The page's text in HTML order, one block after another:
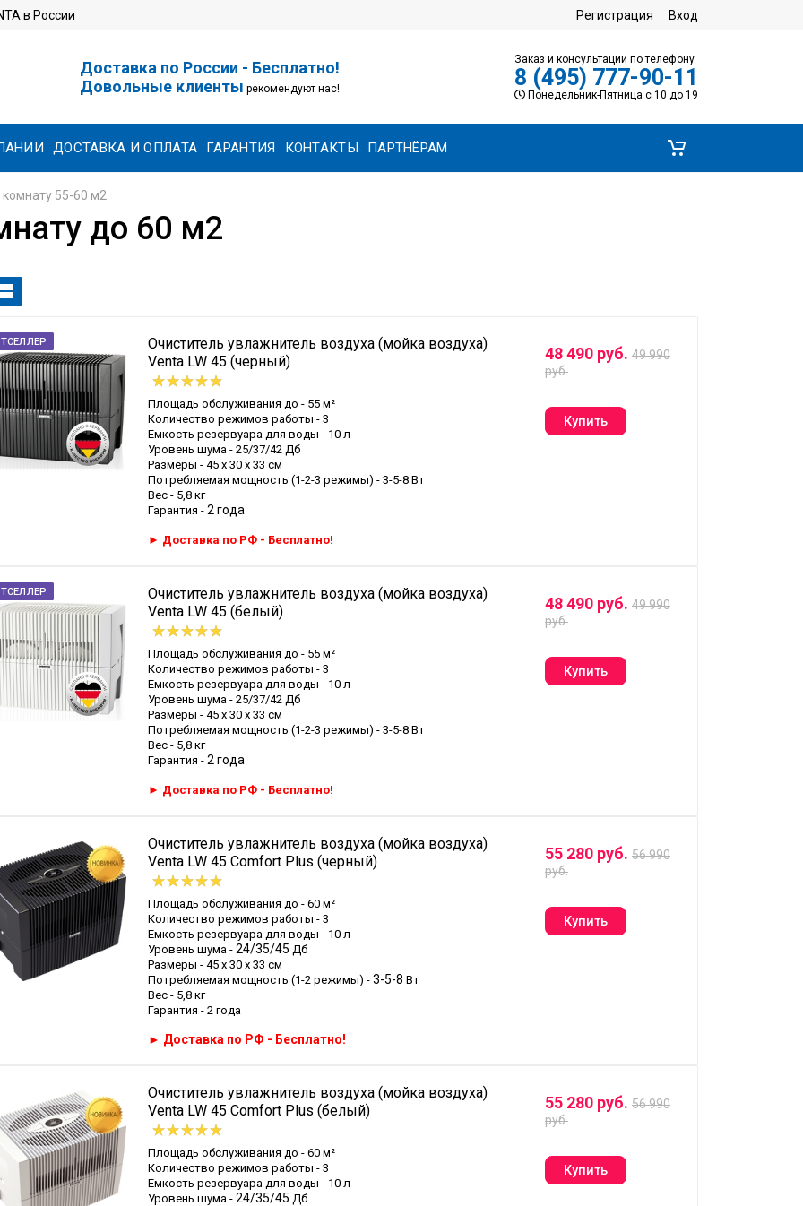
в России Регистрация Вход
Доставка по России - Бесплатно!
Довольные клиенты рекомендуют нас!
Заказ и консультации по телефону
8 (495) 777-90-11
Понедельник-Пятница с 10 до 19
ДОСТАВКА И ОПЛАТА ГАРАНТИЯ КОНТАКТЫ ПАРТНЁРАМ
комнату 55-60 м2
до 60 м2
Очиститель увлажнитель воздуха (мойка воздуха)
Venta LW 45 (черный)
Площадь обслуживания до - 55 м²
Количество режимов работы - 3
Емкость резервуара для воды - 10 л
Уровень шума - 25/37/42 Дб
Размеры - 45 х 30 х 33 см
Потребляемая мощность (1-2-3 режимы) - 3-5-8 Вт
Вес - 5,8 кг
Гарантия - 2 года
► Доставка по РФ - Бесплатно!
48 490 руб. 49 990
руб.
Очиститель увлажнитель воздуха (мойка воздуха)
Venta LW 45 (белый)
Площадь обслуживания до - 55 м²
Количество режимов работы - 3
Емкость резервуара для воды - 10 л
Уровень шума - 25/37/42 Дб
Размеры - 45 х 30 х 33 см
Потребляемая мощность (1-2-3 режимы) - 3-5-8 Вт
Вес - 5,8 кг
Гарантия - 2 года
► Доставка по РФ - Бесплатно!
48 490 руб. 49 990
руб.
Очиститель увлажнитель воздуха (мойка воздуха)
Venta LW 45 Comfort Plus (черный)
Площадь обслуживания до - 60 м²
Количество режимов работы - 3
Емкость резервуара для воды - 10 л
Уровень шума - 24/35/45 Дб
Размеры - 45 х 30 х 33 см
Потребляемая мощность (1-2 режимы) - 3-5-8 Вт
Вес - 5,8 кг
Гарантия - 2 года
► Доставка по РФ - Бесплатно!
55 280 руб. 56 990
руб.
Очиститель увлажнитель воздуха (мойка воздуха)
Venta LW 45 Comfort Plus (белый)
Площадь обслуживания до - 60 м²
Количество режимов работы - 3
Емкость резервуара для воды - 10 л
Уровень шума - 24/35/45 Дб
55 280 руб. 56 990
руб.